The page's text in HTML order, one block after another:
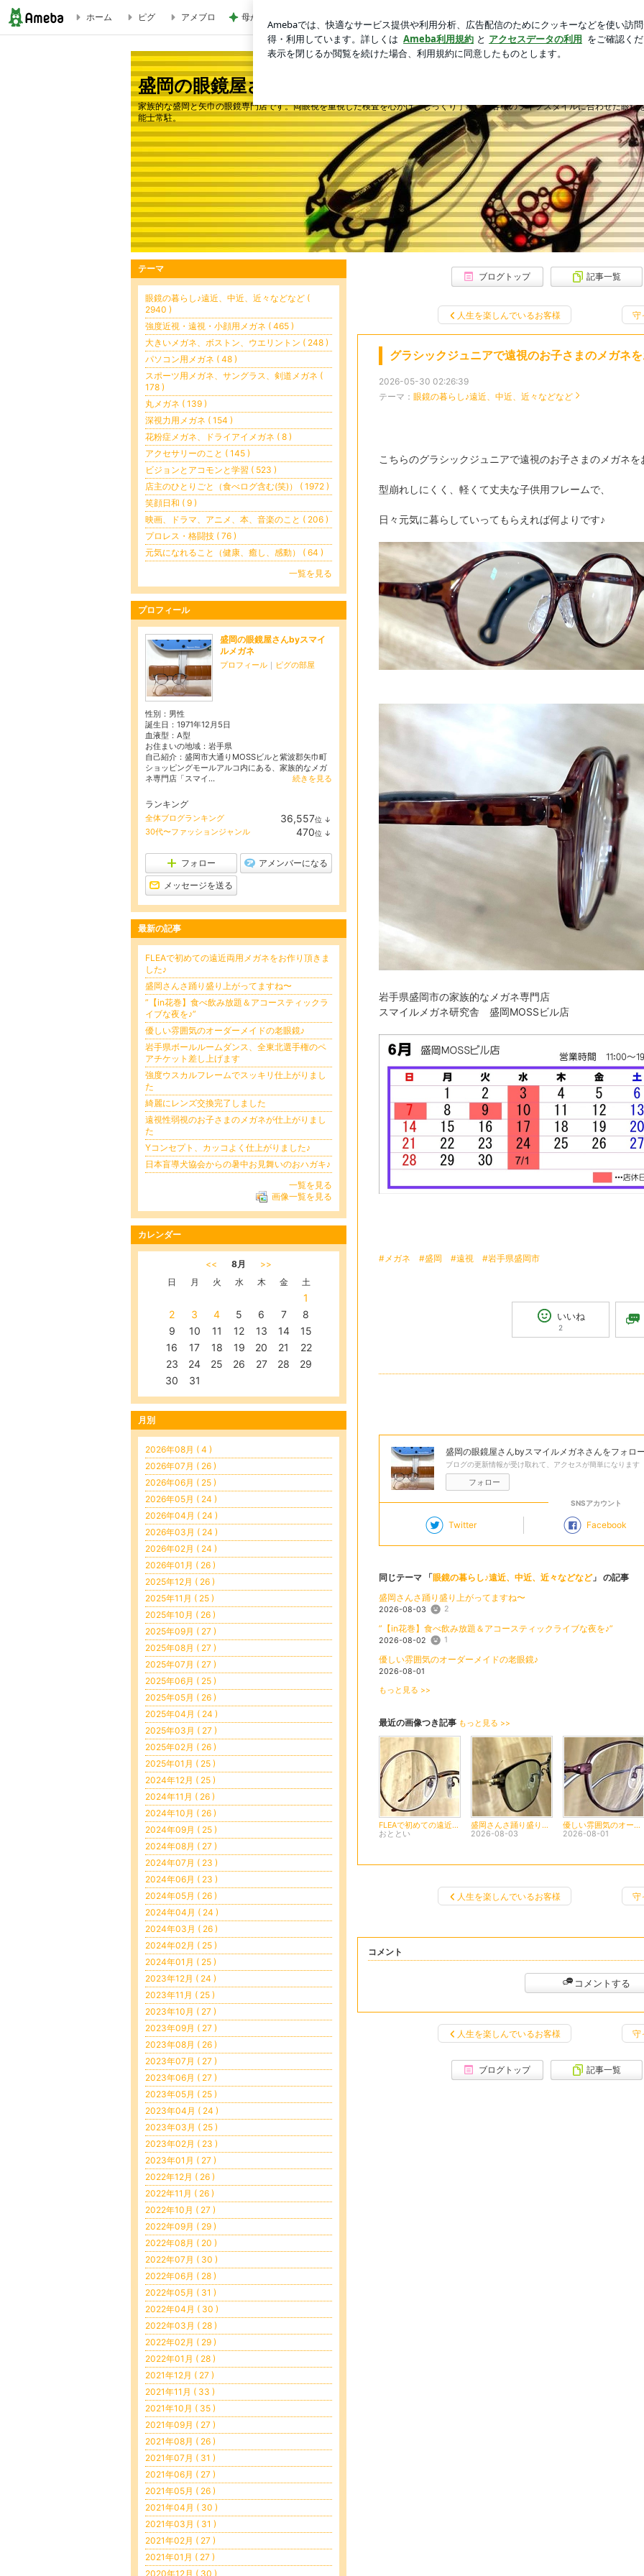
グラシックジュニアで遠視のお子さまのメガネをお作りしました | 盛岡の眼鏡屋さんbyスマイルメガネ
ホーム ピグ アメブロ 母が忘れ悔しい440万の保険料 ログ
盛岡の眼鏡屋さんbyスマイルメガネ
家族的な盛岡と矢巾の眼鏡専門店です。両眼視を重視した検査を心がけ、じっくり丁寧にお客様のライフスタイルに合わせた眼
能士常駐。
ブログトップ 記事一覧
人生を楽しんでいるお客様 守
グラシックジュニアで遠視のお子さまのメガネ
2026-05-30 02:26:39
テーマ： 眼鏡の暮らし♪遠近、中近、近々などなど
こちらのグラシックジュニアで遠視のお子さまのメガネ
型崩れしにくく、軽くて丈夫な子供用フレームで、
日々元気に暮らしていってもらえれば何よりです♪
岩手県盛岡市の家族的なメガネ専門店
スマイルメガネ研究舎 盛岡MOSSビル店
#メガネ #盛岡 #遠視 #岩手県盛岡市
いいね
2
盛岡の眼鏡屋さんbyスマイルメガネさんをフォロー
ブログの更新情報が受け取れて、アクセスが簡単になります
フォロー
SNSアカウント
Twitter Facebook
同じテーマ 「眼鏡の暮らし♪遠近、中近、近々などなど」 の記事
盛岡さんさ踊り盛り上がってますね〜
2026-08-03 2
”【in花巻】食べ飲み放題＆アコースティックライブな夜を♪”
2026-08-02 1
優しい雰囲気のオーダーメイドの老眼鏡♪
2026-08-01
もっと見る >>
最近の画像つき記事 もっと見る >>
FLEAで初めての遠近両用メガネをお作り頂きました♪
おととい
盛岡さんさ踊り盛り上がってますね〜
2026-08-03
優しい雰囲気のオーダーメイドの老眼鏡♪
2026-08-01
人生を楽しんでいるお客様 守
コメント
コメントする
人生を楽しんでいるお客様 守
ブログトップ 記事一覧
テーマ
眼鏡の暮らし♪遠近、中近、近々などなど (
2940 )
強度近視・遠視・小顔用メガネ ( 465 )
大きいメガネ、ボストン、ウエリントン ( 248 )
パソコン用メガネ ( 48 )
スポーツ用メガネ、サングラス、剣道メガネ (
178 )
丸メガネ ( 139 )
深視力用メガネ ( 154 )
花粉症メガネ、ドライアイメガネ ( 8 )
アクセサリーのこと ( 145 )
ビジョンとアコモンと学習 ( 523 )
店主のひとりごと（食べログ含む(笑)） ( 1972 )
笑顔日和 ( 9 )
映画、ドラマ、アニメ、本、音楽のこと ( 206 )
プロレス・格闘技 ( 76 )
元気になれること（健康、癒し、感動） ( 64 )
一覧を見る
プロフィール
盛岡の眼鏡屋さんbyスマイ
ルメガネ
プロフィール ｜ ピグの部屋
性別： 男性
誕生日： 1971年12月5日
血液型： A型
お住まいの地域： 岩手県
自己紹介：盛岡市大通りMOSSビルと紫波郡矢巾町
ショッピングモールアルコ内にある、家族的なメガ
ネ専門店「スマイ...
続きを見る
ランキング
全体ブログランキング 36,557位 ↓
ン
30代〜ファッションジャンル 470位 ↓
フォロー アメンバーになる
メッセージを送る
最新の記事
FLEAで初めての遠近両用メガネをお作り頂きま
した♪
盛岡さんさ踊り盛り上がってますね〜
”【in花巻】食べ飲み放題＆アコースティックラ
イブな夜を♪”
優しい雰囲気のオーダーメイドの老眼鏡♪
岩手県ボールルームダンス、全東北選手権のペ
アチケット差し上げます
強度ウスカルフレームでスッキリ仕上がりまし
た
綺麗にレンズ交換完了しました
遠視性弱視のお子さまのメガネが仕上がりまし
た
Yコンセプト、カッコよく仕上がりました♪
日本盲導犬協会からの暑中お見舞いのおハガキ♪
一覧を見る
画像一覧を見る
カレンダー
<< 8月
>>
日
月 火 水 木 金 土
1
2
3 4 5 6 7
8
9
10 11 12 13 14
15
16
17 18 19 20 21
22
23
24 25 26 27 28
29
30
31
月別
2026年08月 ( 4 )
2026年07月 ( 26 )
2026年06月 ( 25 )
2026年05月 ( 24 )
2026年04月 ( 24 )
2026年03月 ( 24 )
2026年02月 ( 24 )
2026年01月 ( 26 )
2025年12月 ( 26 )
2025年11月 ( 25 )
2025年10月 ( 26 )
2025年09月 ( 27 )
2025年08月 ( 27 )
2025年07月 ( 27 )
2025年06月 ( 25 )
2025年05月 ( 26 )
2025年04月 ( 24 )
2025年03月 ( 27 )
2025年02月 ( 26 )
2025年01月 ( 25 )
2024年12月 ( 25 )
2024年11月 ( 26 )
2024年10月 ( 26 )
2024年09月 ( 25 )
2024年08月 ( 27 )
2024年07月 ( 23 )
2024年06月 ( 23 )
2024年05月 ( 26 )
2024年04月 ( 24 )
2024年03月 ( 26 )
2024年02月 ( 25 )
2024年01月 ( 25 )
2023年12月 ( 24 )
2023年11月 ( 25 )
2023年10月 ( 27 )
2023年09月 ( 27 )
2023年08月 ( 26 )
2023年07月 ( 27 )
2023年06月 ( 27 )
2023年05月 ( 25 )
2023年04月 ( 24 )
2023年03月 ( 25 )
2023年02月 ( 23 )
2023年01月 ( 27 )
2022年12月 ( 26 )
2022年11月 ( 26 )
2022年10月 ( 27 )
2022年09月 ( 29 )
2022年08月 ( 20 )
2022年07月 ( 30 )
2022年06月 ( 28 )
2022年05月 ( 31 )
2022年04月 ( 30 )
2022年03月 ( 28 )
2022年02月 ( 29 )
2022年01月 ( 28 )
2021年12月 ( 27 )
2021年11月 ( 33 )
2021年10月 ( 35 )
2021年09月 ( 27 )
2021年08月 ( 26 )
2021年07月 ( 31 )
2021年06月 ( 27 )
2021年05月 ( 26 )
2021年04月 ( 30 )
2021年03月 ( 31 )
2021年02月 ( 27 )
2021年01月 ( 27 )
2020年12月 ( 30 )